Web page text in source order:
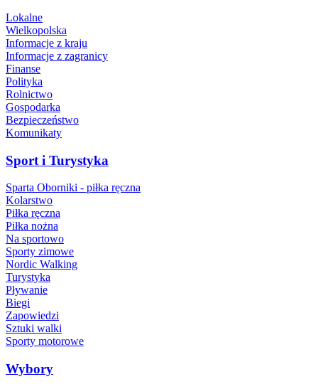
Lokalne
Wielkopolska
Informacje z kraju
Informacje z zagranicy
Finanse
Polityka
Rolnictwo
Gospodarka
Bezpieczeństwo
Komunikaty
Sport i Turystyka
Sparta Oborniki - piłka ręczna
Kolarstwo
Piłka ręczna
Piłka nożna
Na sportowo
Sporty zimowe
Nordic Walking
Turystyka
Pływanie
Biegi
Zapowiedzi
Sztuki walki
Sporty motorowe
Wybory